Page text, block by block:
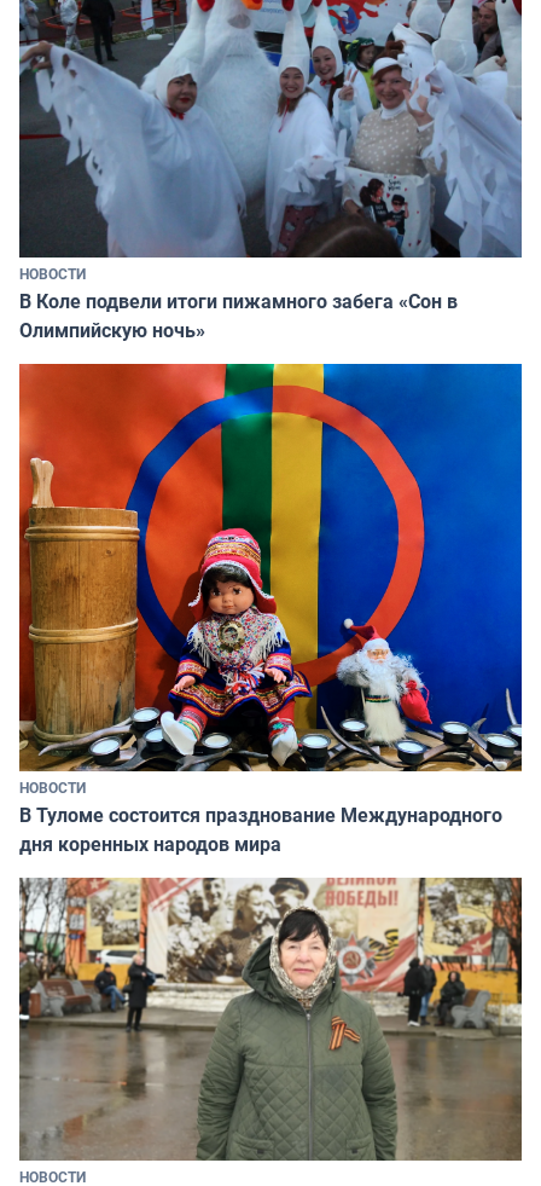
НОВОСТИ
В Коле подвели итоги пижамного забега «Сон в
Олимпийскую ночь»
НОВОСТИ
В Туломе состоится празднование Международного
дня коренных народов мира
НОВОСТИ